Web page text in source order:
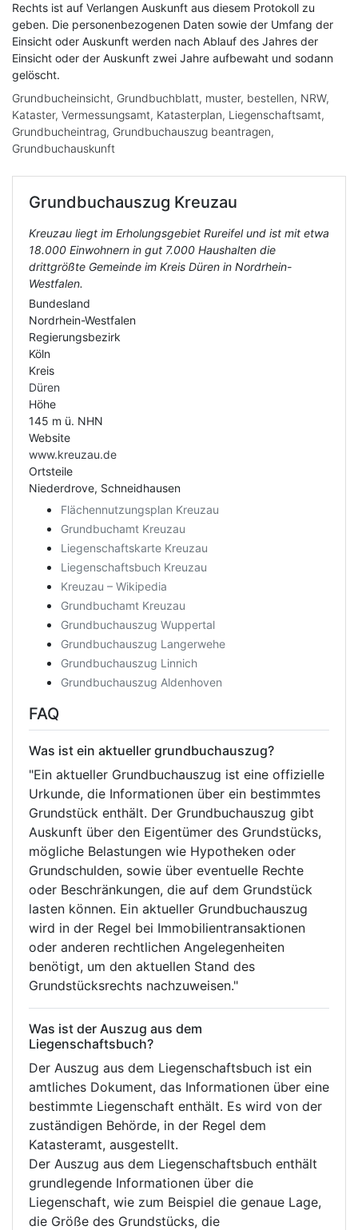
Rechts ist auf Verlangen Auskunft aus diesem Protokoll zu
geben. Die personenbezogenen Daten sowie der Umfang der
Einsicht oder Auskunft werden nach Ablauf des Jahres der
Einsicht oder der Auskunft zwei Jahre aufbewaht und sodann
gelöscht.
Grundbucheinsicht, Grundbuchblatt, muster, bestellen, NRW,
Kataster, Vermessungsamt, Katasterplan, Liegenschaftsamt,
Grundbucheintrag, Grundbuchauszug beantragen,
Grundbuchauskunft
Grundbuchauszug Kreuzau
Kreuzau liegt im Erholungsgebiet Rureifel und ist mit etwa
18.000 Einwohnern in gut 7.000 Haushalten die
drittgrößte Gemeinde im Kreis Düren in Nordrhein-
Westfalen.
Bundesland
Nordrhein-Westfalen
Regierungsbezirk
Köln
Kreis
Düren
Höhe
145 m ü. NHN
Website
www.kreuzau.de
Ortsteile
Niederdrove, Schneidhausen
Flächennutzungsplan Kreuzau
Grundbuchamt Kreuzau
Liegenschaftskarte Kreuzau
Liegenschaftsbuch Kreuzau
Kreuzau – Wikipedia
Grundbuchamt Kreuzau
Grundbuchauszug Wuppertal
Grundbuchauszug Langerwehe
Grundbuchauszug Linnich
Grundbuchauszug Aldenhoven
FAQ
Was ist ein aktueller grundbuchauszug?
"Ein aktueller Grundbuchauszug ist eine offizielle
Urkunde, die Informationen über ein bestimmtes
Grundstück enthält. Der Grundbuchauszug gibt
Auskunft über den Eigentümer des Grundstücks,
mögliche Belastungen wie Hypotheken oder
Grundschulden, sowie über eventuelle Rechte
oder Beschränkungen, die auf dem Grundstück
lasten können. Ein aktueller Grundbuchauszug
wird in der Regel bei Immobilientransaktionen
oder anderen rechtlichen Angelegenheiten
benötigt, um den aktuellen Stand des
Grundstücksrechts nachzuweisen."
Was ist der Auszug aus dem
Liegenschaftsbuch?
Der Auszug aus dem Liegenschaftsbuch ist ein
amtliches Dokument, das Informationen über eine
bestimmte Liegenschaft enthält. Es wird von der
zuständigen Behörde, in der Regel dem
Katasteramt, ausgestellt.
Der Auszug aus dem Liegenschaftsbuch enthält
grundlegende Informationen über die
Liegenschaft, wie zum Beispiel die genaue Lage,
die Größe des Grundstücks, die